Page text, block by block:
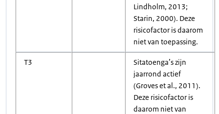
Lindholm, 2013;
Starin, 2000). Deze
risicofactor is daarom
niet van toepassing.
T3
Sitatoenga’s zijn
jaarrond actief
(Groves et al., 2011).
Deze risicofactor is
daarom niet van